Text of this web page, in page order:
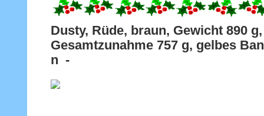
Dusty, Rüde, braun, Gewicht
Gesamtzunahme 757 g, gelbes
n -